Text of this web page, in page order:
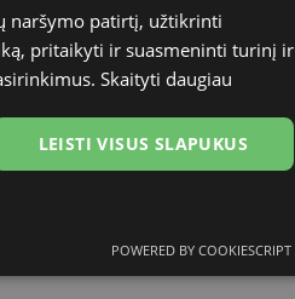
naršymo patirtį, užtikrinti
pritaikyti ir suasmeninti turinį ir
Skaityti daugiau
LEISTI VISUS SLAPUKUS
Funkciniai slapukai
POWERED BY COOKIESCRIPT